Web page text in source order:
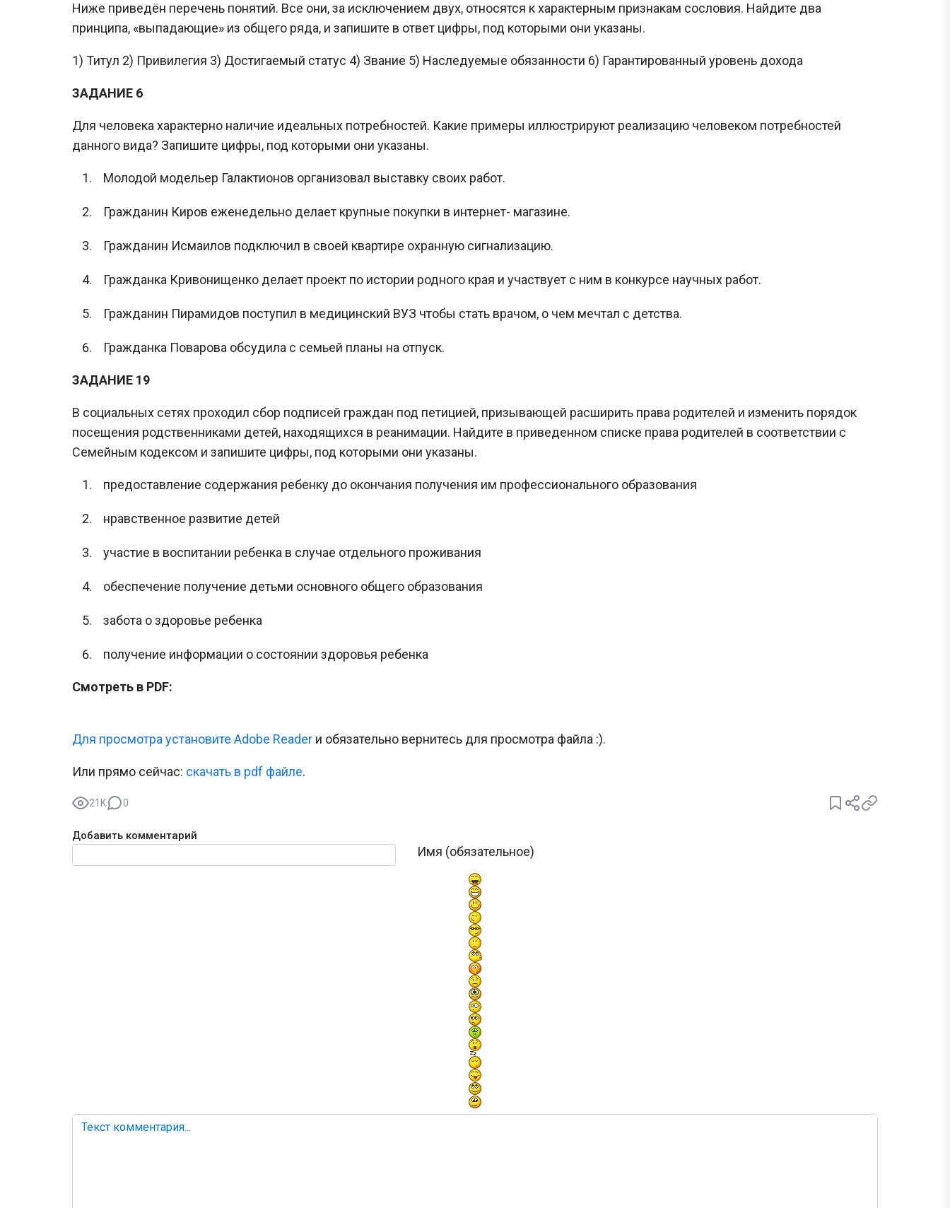
Ниже приведён перечень понятий. Все они, за исключением двух, относятся к характерным признакам сословия. Найдите два
принципа, «выпадающие» из общего ряда, и запишите в ответ цифры, под которыми они указаны.
1) Титул 2) Привилегия 3) Достигаемый статус 4) Звание 5) Наследуемые обязанности 6) Гарантированный уровень дохода
ЗАДАНИЕ 6
Для человека характерно наличие идеальных потребностей. Какие примеры иллюстрируют реализацию человеком потребностей
данного вида? Запишите цифры, под которыми они указаны.
Молодой модельер Галактионов организовал выставку своих работ.
Гражданин Киров еженедельно делает крупные покупки в интернет- магазине.
Гражданин Исмаилов подключил в своей квартире охранную сигнализацию.
Гражданка Кривонищенко делает проект по истории родного края и участвует с ним в конкурсе научных работ.
Гражданин Пирамидов поступил в медицинский ВУЗ чтобы стать врачом, о чем мечтал с детства.
Гражданка Поварова обсудила с семьей планы на отпуск.
ЗАДАНИЕ 19
В социальных сетях проходил сбор подписей граждан под петицией, призывающей расширить права родителей и изменить порядок
посещения родственниками детей, находящихся в реанимации. Найдите в приведенном списке права родителей в соответствии с
Семейным кодексом и запишите цифры, под которыми они указаны.
предоставление содержания ребенку до окончания получения им профессионального образования
нравственное развитие детей
участие в воспитании ребенка в случае отдельного проживания
обеспечение получение детьми основного общего образования
забота о здоровье ребенка
получение информации о состоянии здоровья ребенка
Смотреть в PDF:
Для просмотра установите Adobe Reader и обязательно вернитесь для просмотра файла :).
Или прямо сейчас: cкачать в pdf файле.
21K 0
Добавить комментарий
Имя (обязательное)
Текст комментария